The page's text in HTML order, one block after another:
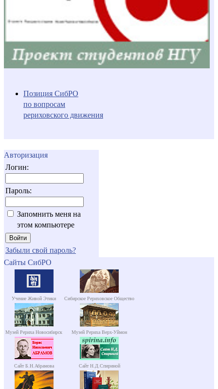
Позиция СибРО
по вопросам
рериховского движения
Авторизация
Логин:
Пароль:
Запомнить меня на
этом компьютере
Забыли свой пароль?
Сайты СибРО
Учение Живой Этики Сибирское Рериховское Общество
Музей Рериха Новосибирск Музей Рериха Верх-Уймон
Сайт Б.Н.Абрамова Сайт Н.Д.Спириной